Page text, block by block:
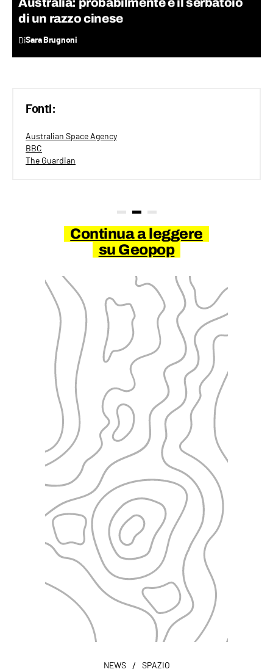
di un razzo cinese
DiSara Brugnoni
Fonti:
Australian Space Agency
BBC
The Guardian
Continua a leggere
su Geopop
NEWS / SPAZIO